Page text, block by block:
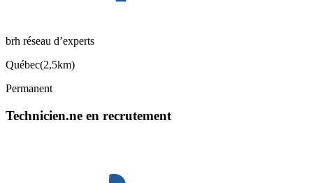
brh réseau d’experts
Québec(2,5km)
Permanent
Technicien.ne en recrutement